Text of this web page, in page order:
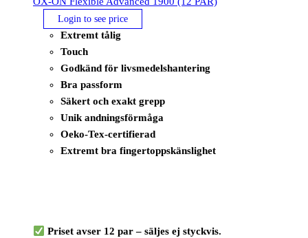
Login to see price
Extremt tålig
Touch
Godkänd för livsmedelshantering
Bra passform
Säkert och exakt grepp
Unik andningsförmåga
Oeko-Tex-certifierad
Extremt bra fingertoppskänslighet
Priset avser 12 par – säljes ej styckvis.